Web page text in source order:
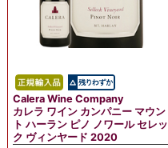
Calera Wine Company
カレラ ワイン カンパニー マウン
ト ハーラン ピノ ノワール セレッ
ク ヴィンヤード 2020